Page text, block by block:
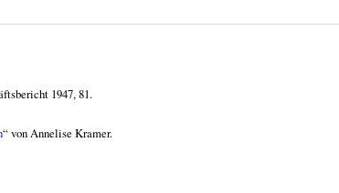
1947, 81.
“ von Annelise Kramer.